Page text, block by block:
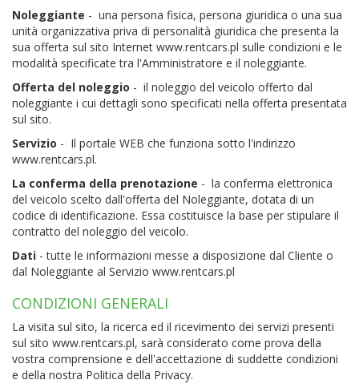
Noleggiante - una persona fisica, persona giuridica o una sua
unità organizzativa priva di personalità giuridica che presenta la
sua offerta sul sito Internet www.rentcars.pl sulle condizioni e le
modalità specificate tra l'Amministratore e il noleggiante.
Offerta del noleggio - il noleggio del veicolo offerto dal
noleggiante i cui dettagli sono specificati nella offerta presentata
sul sito.
Servizio - Il portale WEB che funziona sotto l'indirizzo
www.rentcars.pl.
La conferma della prenotazione - la conferma elettronica
del veicolo scelto dall'offerta del Noleggiante, dotata di un
codice di identificazione. Essa costituisce la base per stipulare il
contratto del noleggio del veicolo.
Dati - tutte le informazioni messe a disposizione dal Cliente o
dal Noleggiante al Servizio www.rentcars.pl
CONDIZIONI GENERALI
La visita sul sito, la ricerca ed il ricevimento dei servizi presenti
sul sito www.rentcars.pl, sarà considerato come prova della
vostra comprensione e dell'accettazione di suddette condizioni
e della nostra Politica della Privacy.